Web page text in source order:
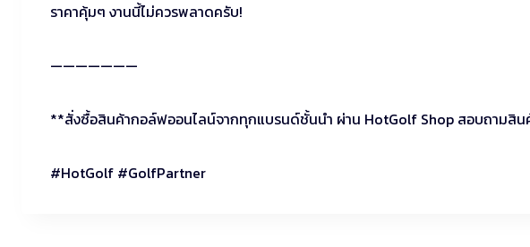
ราคาคุ้มๆ งานนี้ไม่ควรพลาดครับ!
———————
**สั่งซื้อสินค้ากอล์ฟออนไลน์จากทุกแบรนด์ชั้นนำ ผ่าน HotGolf Shop สอบถามสิน
#HotGolf #GolfPartner